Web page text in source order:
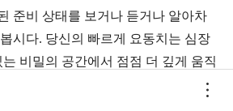
준비 상태를 보거나 듣거나 알아차
시다. 당신의 빠르게 요동치는 심장
비밀의 공간에서 점점 더 깊게 움직
점점 더 깊게 움직일 수록, 요동치는